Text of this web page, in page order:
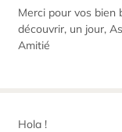
Merci pour vos bien
découvrir, un jour,
Amitié
Hola !